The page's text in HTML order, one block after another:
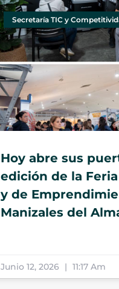
Secretaría TIC y
Hoy abre sus
edición de la
y de
Manizales del
Junio 12, 2026 11:17 Am